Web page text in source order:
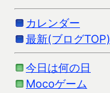
カレンダー
最新(ブログTOP)
今日は何の日
Mocoゲーム